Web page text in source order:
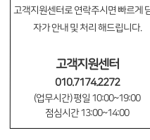
고객지원센터로 연락주시면 빠르게
자가 안내 및 처리 해드립니다.
고객지원센터
010.7174.2272
(업무시간) 평일 10:00~19:00
점심시간 13:00~14:00